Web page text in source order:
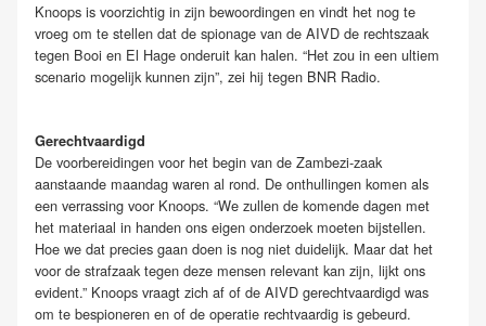
Knoops is voorzichtig in zijn bewoordingen en vindt het nog te
vroeg om te stellen dat de spionage van de AIVD de rechtszaak
tegen Booi en El Hage onderuit kan halen. “Het zou in een ultiem
scenario mogelijk kunnen zijn”, zei hij tegen BNR Radio.
Gerechtvaardigd
De voorbereidingen voor het begin van de Zambezi-zaak
aanstaande maandag waren al rond. De onthullingen komen als
een verrassing voor Knoops. “We zullen de komende dagen met
het materiaal in handen ons eigen onderzoek moeten bijstellen.
Hoe we dat precies gaan doen is nog niet duidelijk. Maar dat het
voor de strafzaak tegen deze mensen relevant kan zijn, lijkt ons
evident.” Knoops vraagt zich af of de AIVD gerechtvaardigd was
om te bespioneren en of de operatie rechtvaardig is gebeurd.